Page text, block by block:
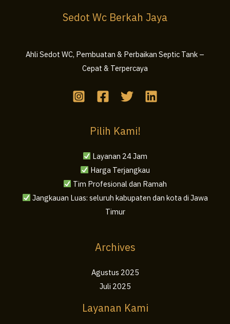
Sedot Wc Berkah Jaya
Ahli Sedot WC, Pembuatan & Perbaikan Septic Tank –
Cepat & Terpercaya
Pilih Kami!
Layanan 24 Jam
Harga Terjangkau
Tim Profesional dan Ramah
Jangkauan Luas: seluruh kabupaten dan kota di Jawa
Timur
Archives
Agustus 2025
Juli 2025
Layanan Kami